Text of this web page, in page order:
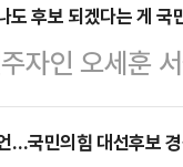
를 던졌다. 여
'는 의구심이
고수 등으로
이 대선 본선
후보 되겠다는 게 국
자인 오세훈
은 12일 오전
치인에게 추
…국민의힘 대선후보